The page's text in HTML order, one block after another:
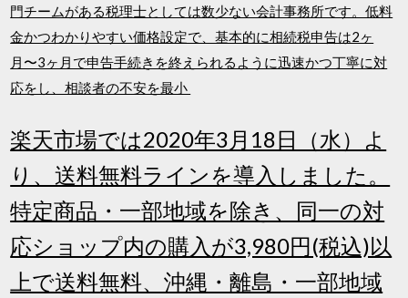
門チームがある税理士としては数少ない会計事務所です。低料
金かつわかりやすい価格設定で、基本的に相続税申告は2ヶ
月〜3ヶ月で申告手続きを終えられるように迅速かつ丁寧に対
応をし、相談者の不安を最小
楽天市場では2020年3月18日（水）よ
り、送料無料ラインを導入しました。
特定商品・一部地域を除き、同一の対
応ショップ内の購入が3,980円(税込)以
上で送料無料、沖縄・離島・一部地域